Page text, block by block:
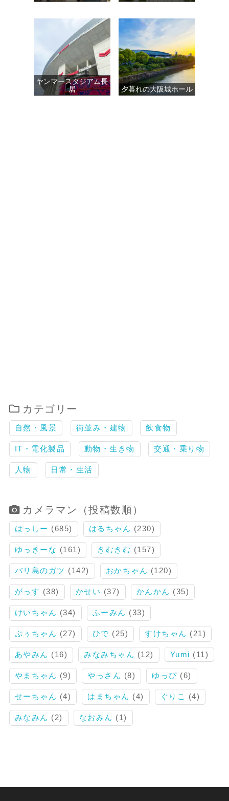
ヤンマースタジアム長
居
夕暮れの大阪城ホール
カテゴリー
自然・風景 街並み・建物 飲食物
IT・電化製品 動物・生き物 交通・乗り物
人物 日常・生活
カメラマン（投稿数順）
はっしー (685) はるちゃん (230)
ゆっきーな (161) きむきむ (157)
バリ島のガツ (142) おかちゃん (120)
がっす (38) かせい (37) かんかん (35)
けいちゃん (34) ふーみん (33)
ぷぅちゃん (27) ひで (25) すけちゃん (21)
あやみん (16) みなみちゃん (12) Yumi (11)
やまちゃん (9) やっさん (8) ゆっぴ (6)
せーちゃん (4) はまちゃん (4) ぐりこ (4)
みなみん (2) なおみん (1)